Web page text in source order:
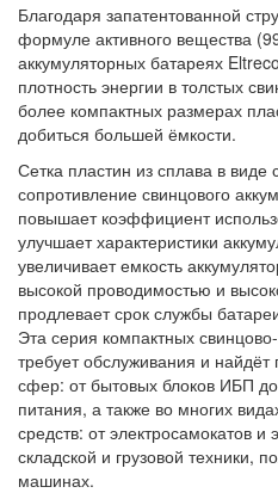
Благодаря запатентованной
формуле активного вещества
аккумуляторных батареях
плотность энергии в толстых
более компактных размерах
добиться большей ёмкости.
Сетка пластин из сплава в виде
сопротивление свинцового
повышает коэффициент
улучшает характеристики
увеличивает емкость
высокой проводимостью и
продлевает срок службы
Эта серия компактных
требует обслуживания и
сфер: от бытовых блоков ИБП
питания, а также во многих
средств: от электросамокатов и
складской и грузовой техники,
машинах.